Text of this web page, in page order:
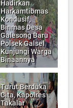
Hadirkan
Harkamtibmas
Kondusif,
Binmas Desa
Galesong Baru
Polsek Galsel
Kunjungi Warga
Binaannya
Turut Berduka
Cita, Kapolres
Takalar